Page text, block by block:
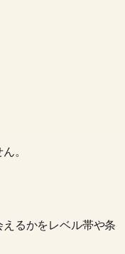
。
るかをレベル帯や条